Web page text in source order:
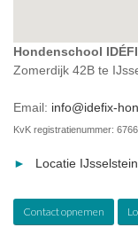
Hondenschool
Zomerdijk 42B te
Email: info@idefix-
KvK registratienummer:
Locatie IJsselstein
Contact opnemen